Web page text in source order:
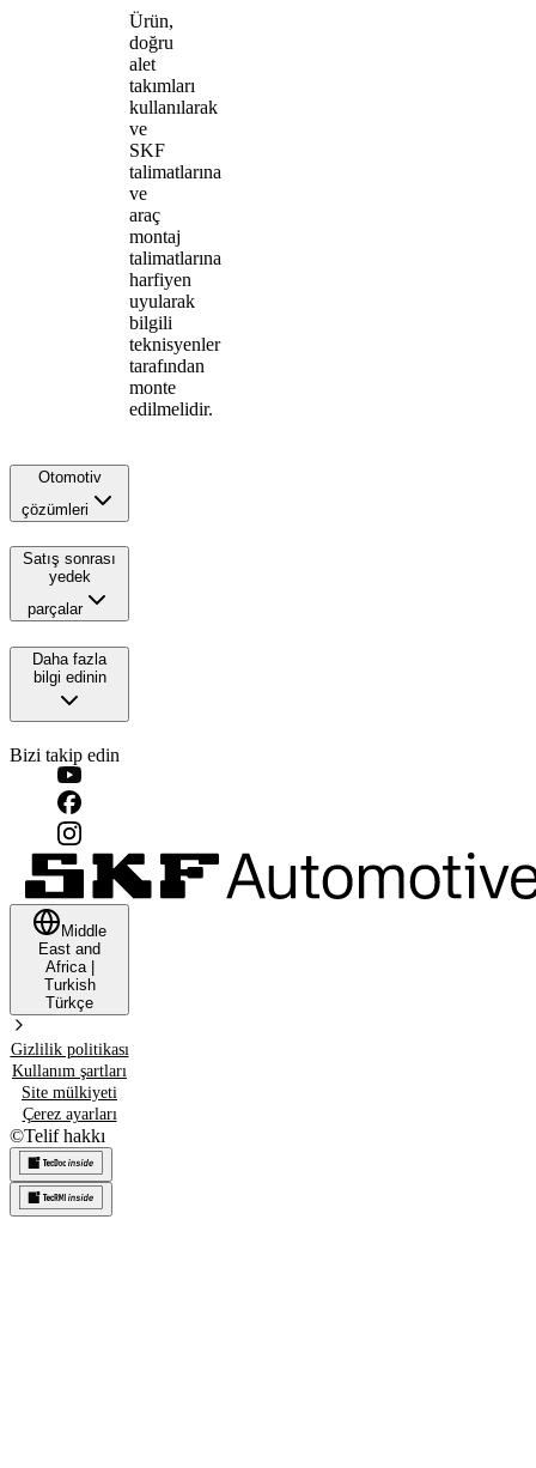
Ürün,
doğru
alet
takımları
kullanılarak
ve
SKF
talimatlarına
ve
araç
montaj
talimatlarına
harfiyen
uyularak
bilgili
teknisyenler
tarafından
monte
edilmelidir.
Otomotiv
çözümleri
Satış sonrası
yedek
parçalar
Daha fazla
bilgi edinin
Bizi takip edin
Middle
East and
Africa|
Turkish
Türkçe
Gizlilik politikası
Kullanım şartları
Site mülkiyeti
Çerez ayarları
©Telif hakkı